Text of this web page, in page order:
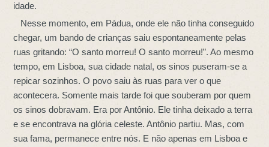
idade.
Nesse momento, em Pádua, onde ele não tinha conseguido
chegar, um bando de crianças saiu espontaneamente pelas
ruas gritando: “O santo morreu! O santo morreu!”. Ao mesmo
tempo, em Lisboa, sua cidade natal, os sinos puseram-se a
repicar sozinhos. O povo saiu às ruas para ver o que
acontecera. Somente mais tarde foi que souberam por quem
os sinos dobravam. Era por Antônio. Ele tinha deixado a terra
e se encontrava na glória celeste. Antônio partiu. Mas, com
sua fama, permanece entre nós. E não apenas em Lisboa e